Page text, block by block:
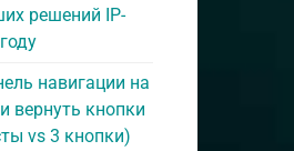
решений IP-
навигации на
вернуть кнопки
vs 3 кнопки)